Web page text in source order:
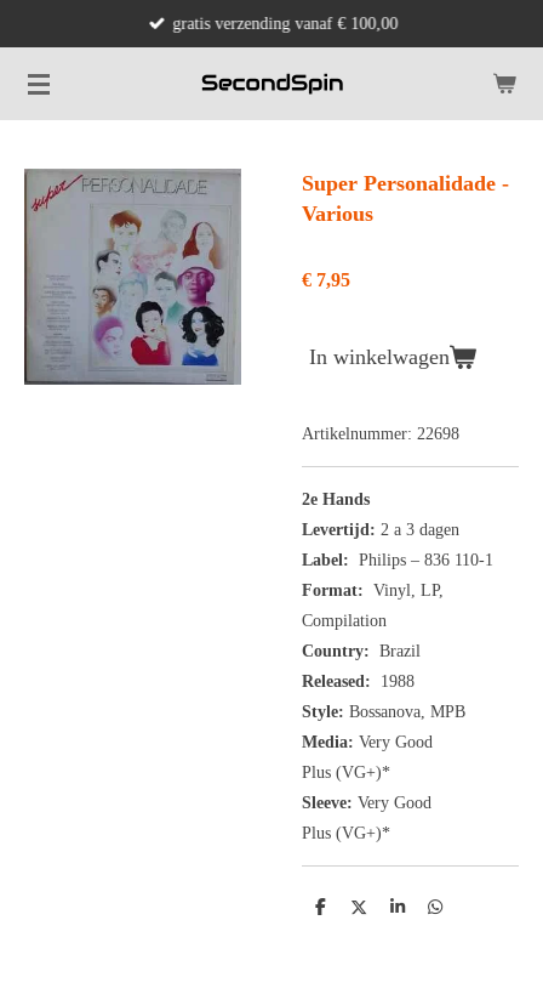
naar
de
gratis verzending vanaf € 100,00
Super Personalidade -
Various
€ 7,95
In winkelwagen
Artikelnummer: 22698
2e Hands
Levertijd: 2 a 3 dagen
Label: Philips ‎– 836 110-1
Format: Vinyl, LP,
Compilation
Country: Brazil
Released: 1988
Style: Bossanova, MPB
Media: Very Good
Plus (VG+)*
Sleeve: Very Good
Plus (VG+)*
D
D
S
D